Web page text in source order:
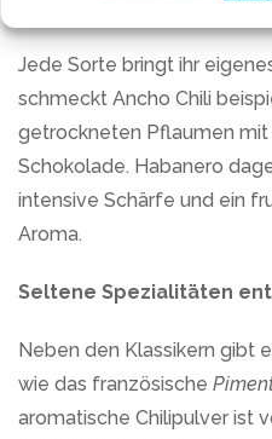
Jede Sorte bringt ihr
schmeckt Ancho Chili
getrockneten Pflaumen
Schokolade. Habanero
intensive Schärfe und ein
Aroma.
Seltene Spezialitäten
Neben den Klassikern gibt
wie das französische
aromatische Chilipulver ist